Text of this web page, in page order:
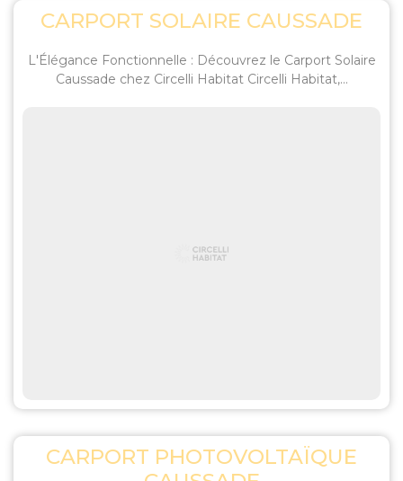
CARPORT SOLAIRE CAUSSADE
L'Élégance Fonctionnelle : Découvrez le Carport Solaire
Caussade chez Circelli Habitat Circelli Habitat,...
CARPORT PHOTOVOLTAÏQUE